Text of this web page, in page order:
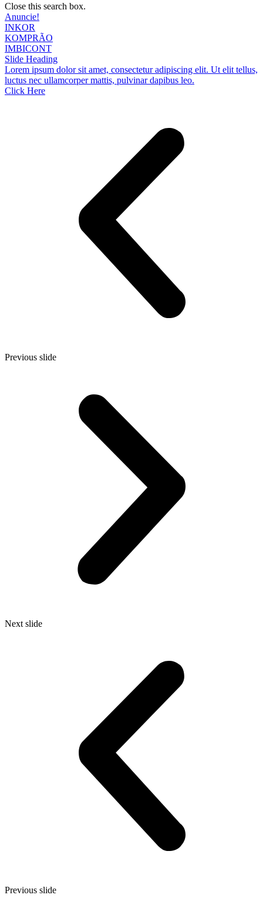
Close this search box.
Anuncie!
INKOR
KOMPRÃO
IMBICONT
Slide Heading
Lorem ipsum dolor sit amet, consectetur adipiscing elit. Ut elit tellus,
luctus nec ullamcorper mattis, pulvinar dapibus leo.
Click Here
Previous slide
Next slide
Previous slide